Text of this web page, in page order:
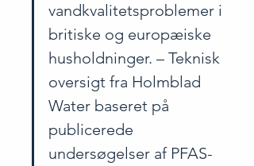
vandkvalitetsproblemer i
britiske og europæiske
husholdninger. – Teknisk
oversigt fra Holmblad
Water baseret på
publicerede
undersøgelser af PFAS-